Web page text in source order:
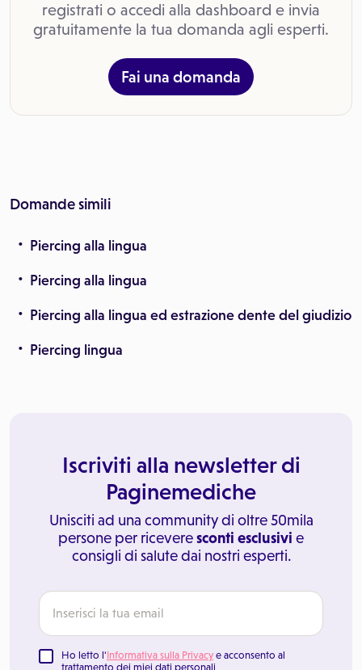
registrati o accedi alla dashboard e invia
gratuitamente la tua domanda agli esperti.
Fai una domanda
Domande simili
Piercing alla lingua
Piercing alla lingua
Piercing alla lingua ed estrazione dente del giudizio
Piercing lingua
Iscriviti alla newsletter di
Paginemediche
Unisciti ad una community di oltre 50mila
persone per riceveresconti esclusivi e
consigli di salute dai nostri esperti.
Ho letto l'Informativa sulla Privacy e acconsento al
trattamento dei miei dati personali